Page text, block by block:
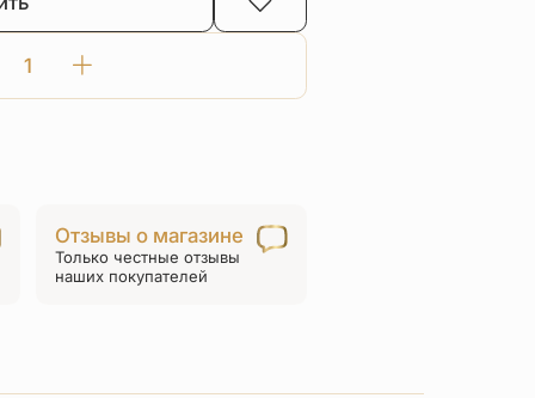
Количество
товара
020
серебро/
Отзывы о магазине
Только честные отзывы
наших покупателей